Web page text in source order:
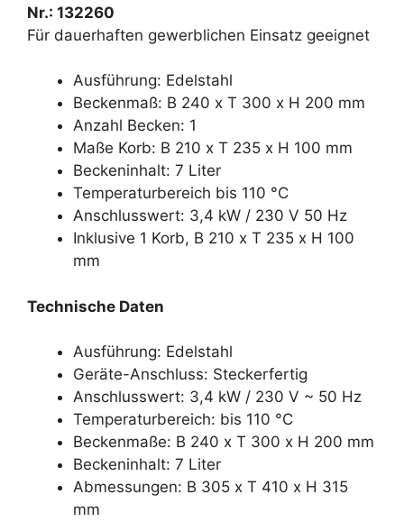
Nr.: 132260
Für dauerhaften ge­werblichen Einsatz ge­eignet
Ausführung: Edelstahl
Beckenmaß: B 240 x T 300 x H 200 mm
Anzahl Becken: 1
Maße Korb: B 210 x T 235 x H 100 mm
Beckeninhalt: 7 Liter
Temperaturbereich bis 110 °C
Anschlusswert: 3,4 kW / 230 V 50 Hz
Inklusive 1 Korb, B 210 x T 235 x H 100
mm
Technische Daten
Ausführung: Edelstahl
Geräte-Anschluss: Steckerfertig
Anschlusswert: 3,4 kW / 230 V ~ 50 Hz
Temperaturbereich: bis 110 °C
Beckenmaße: B 240 x T 300 x H 200 mm
Beckeninhalt: 7 Liter
Abmessungen: B 305 x T 410 x H 315
mm